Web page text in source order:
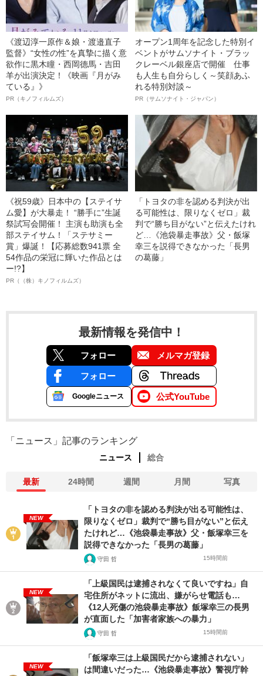
《渡辺淳一原作＆娘・渡邉直子
監督》“女性の性”を真摯に描く意
欲作に黒木瞳・西岡德馬・吉田
羊が出演決定！《映画『月がみ
ている』》
PR（キノフィルムズ）
オープン1周年を記念した特別イ
ベントがサムソナイト・ブラッ
クレーベル銀座店で開催 仕事
も人生も自分らしく～笑顔あふ
れる特別対談～
PR（サムソナイト・ジャパン）
《祝59歳》日本中の【ステイサ
ム愛】が大暴走！ “勝手に”生誕
祭試写会開催！ 主演も助演も全
部ステイサム！「ステサミー
賞」爆誕！【応募総数941票 全
54作品の栄冠に輝いた作品とは
ー!?】
PR（（株）キノフィルムズ）
「トヨタの非を認める判決が出
る可能性は、限りなくゼロ」裁
判で“勝ち目がない”と伝えたけれ
ど…《池袋暴走事故》父・飯塚
幸三を説得できなかった「長男
の葛藤」
最新情報を発信中！
フォロー メルマガ登録
フォロー
Googleニュース 公式YouTube
「ニュース」記事のランキング
ニュース 総合
最新 24時間 週間 月間 写真
NEW
「トヨタの非を認める判決が出る可能性は、
限りなくゼロ」裁判で“勝ち目がない”と伝え
たけれど…《池袋暴走事故》父・飯塚幸三を
説得できなかった「長男の葛藤」
守田 哲 15時間前
NEW
「上級国民は逮捕されなくて良いですね」自
宅住所がネットに流出、嫌がらせ電話も…
《12人死傷の池袋暴走事故》飯塚幸三の長男
が直面した「加害者家族への暴力」
守田 哲 15時間前
NEW
「飯塚幸三は上級国民だから逮捕されない」
は間違いだった…《池袋暴走事故》警視庁幹